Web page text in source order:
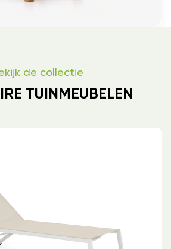
de collectie
TUINMEUBELEN